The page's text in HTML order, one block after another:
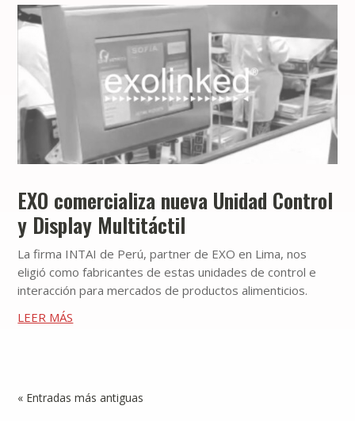
EXO comercializa nueva Unidad Control
y Display Multitáctil
La firma INTAI de Perú, partner de EXO en Lima, nos
eligió como fabricantes de estas unidades de control e
interacción para mercados de productos alimenticios.
LEER MÁS
« Entradas más antiguas